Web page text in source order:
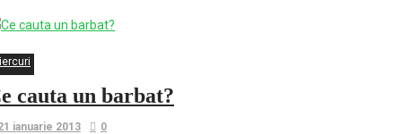
cauta un barbat?
ianuarie 2013 0